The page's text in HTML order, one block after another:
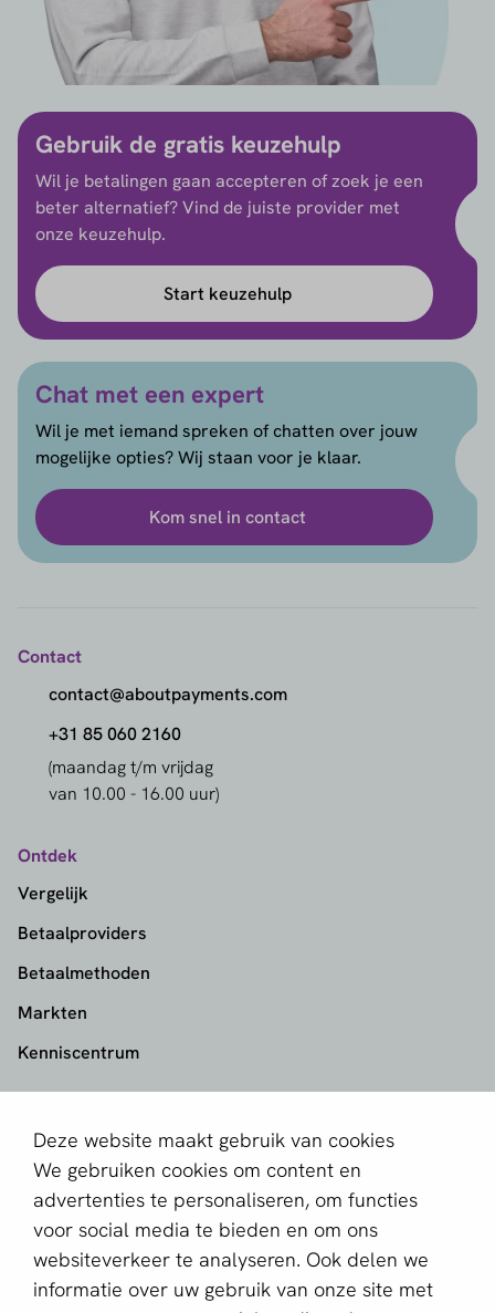
Deze website maakt gebruik van cookies
We gebruiken cookies om content en
advertenties te personaliseren, om functies
voor social media te bieden en om ons
websiteverkeer te analyseren. Ook delen we
informatie over uw gebruik van onze site met
Gebruik de gratis keuzehulp
Wil je betalingen gaan accepteren of zoek je een
beter alternatief? Vind de juiste provider met
onze keuzehulp.
Start keuzehulp
Chat met een expert
Wil je met iemand spreken of chatten over jouw
mogelijke opties? Wij staan voor je klaar.
Kom snel in contact
Contact
contact@aboutpayments.com
+31 85 060 2160
(maandag t/m vrijdag
van 10.00 - 16.00 uur)
Ontdek
Vergelijk
Betaalproviders
Betaalmethoden
Markten
Kenniscentrum
Contact
Over ons
Partner worden
Schrijf je in voor de nieuwsbrief